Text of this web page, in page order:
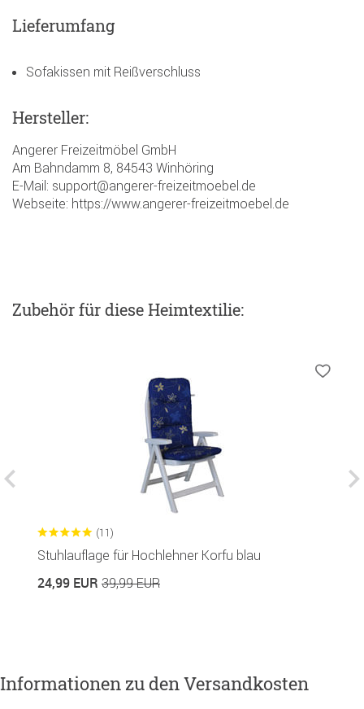
Lieferumfang
Sofakissen mit Reißverschluss
Hersteller:
Angerer Freizeitmöbel GmbH
Am Bahndamm 8, 84543 Winhöring
E-Mail: support@angerer-freizeitmoebel.de
Webseite: https://www.angerer-freizeitmoebel.de
Zubehörfür diese Heimtextilie:
(11)
Stuhlauflage für Hochlehner Korfu blau
24,99 EUR 39,99 EUR
Informationen zu den Versandkosten